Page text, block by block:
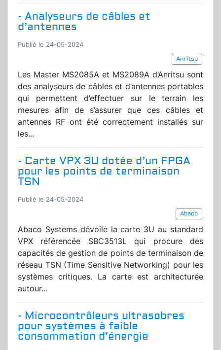
- Analyseurs de câbles et
d’antennes
Publié le 24-05-2024
Anritsu
Les Master MS2085A et MS2089A d’Anritsu sont
des analyseurs de câbles et d’antennes portables
qui permettent d’effectuer sur le terrain les
mesures afin de s’assurer que ces câbles et
antennes RF ont été correctement installés sur
les...
- Carte VPX 3U dotée d’un FPGA
pour les points de terminaison
TSN
Publié le 24-05-2024
Abaco
Abaco Systems dévoile la carte 3U au standard
VPX référencée SBC3513L qui procure des
capacités de gestion de points de terminaison de
réseau TSN (Time Sensitive Networking) pour les
systèmes critiques. La carte est architecturée
autour...
- Microcontrôleurs ultrasobres
pour systèmes à faible
consommation d’énergie